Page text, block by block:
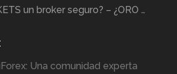
un broker seguro? – ¿ORO …
Una comunidad experta